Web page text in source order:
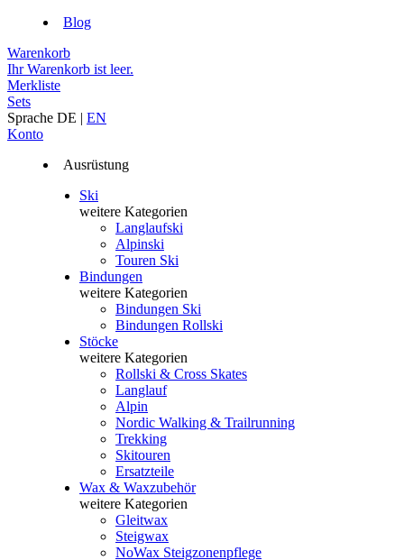
Blog
Warenkorb
Ihr Warenkorb ist leer.
Merkliste
Sets
Sprache DE | EN
Konto
Ausrüstung
Ski
weitere Kategorien
Langlaufski
Alpinski
Touren Ski
Bindungen
weitere Kategorien
Bindungen Ski
Bindungen Rollski
Stöcke
weitere Kategorien
Rollski & Cross Skates
Langlauf
Alpin
Nordic Walking & Trailrunning
Trekking
Skitouren
Ersatzteile
Wax & Waxzubehör
weitere Kategorien
Gleitwax
Steigwax
NoWax Steigzonenpflege